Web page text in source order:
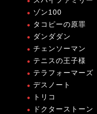
ゾン100
タコピーの原罪
ダンダダン
チェンソーマン
テニスの王子様
テラフォーマーズ
デスノート
トリコ
ドクターストーン